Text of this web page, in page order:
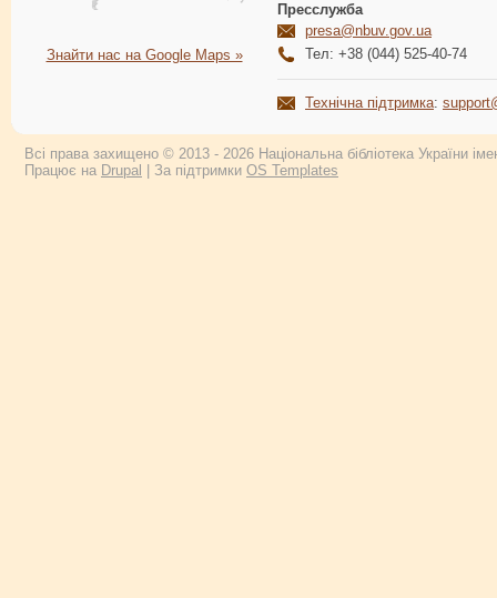
Знайти нас на Google Maps »
Пресслужба
presa@nbuv.gov.ua
Тел: +38 (044) 525-40-74
Технічна підтримка:
Всі права захищено © 2013 - 2026 Національна бібліотека України
Працює на Drupal | За підтримки OS Templates